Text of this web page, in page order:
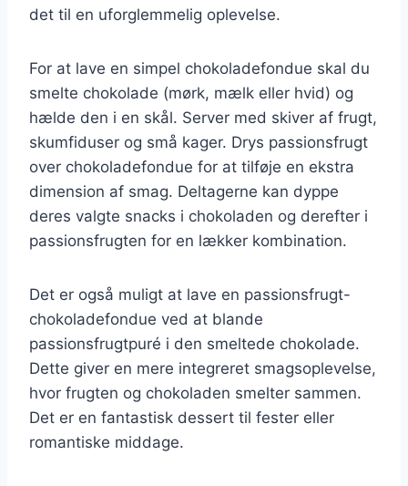
det til en uforglemmelig oplevelse.
For at lave en simpel chokoladefondue skal du
smelte chokolade (mørk, mælk eller hvid) og
hælde den i en skål. Server med skiver af frugt,
skumfiduser og små kager. Drys passionsfrugt
over chokoladefondue for at tilføje en ekstra
dimension af smag. Deltagerne kan dyppe
deres valgte snacks i chokoladen og derefter i
passionsfrugten for en lækker kombination.
Det er også muligt at lave en passionsfrugt-
chokoladefondue ved at blande
passionsfrugtpuré i den smeltede chokolade.
Dette giver en mere integreret smagsoplevelse,
hvor frugten og chokoladen smelter sammen.
Det er en fantastisk dessert til fester eller
romantiske middage.